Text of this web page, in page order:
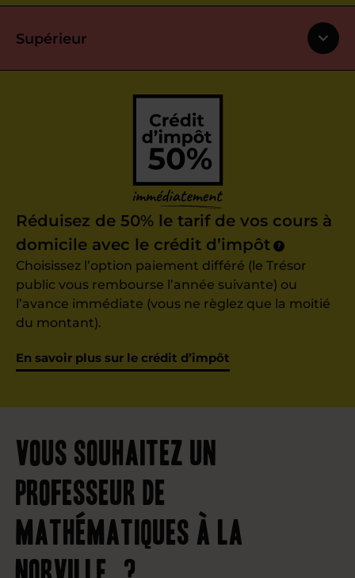
Supérieur
Réduisez de 50% le tarif de vos cours à
domicile avec le crédit d’impôt
?
Choisissez l’option paiement différé (le Trésor
public vous rembourse l’année suivante) ou
l’avance immédiate (vous ne règlez que la moitié
du montant).
En savoir plus sur le crédit d’impôt
Vous souhaitez un
professeur de
mathématiques à La
Norville ?